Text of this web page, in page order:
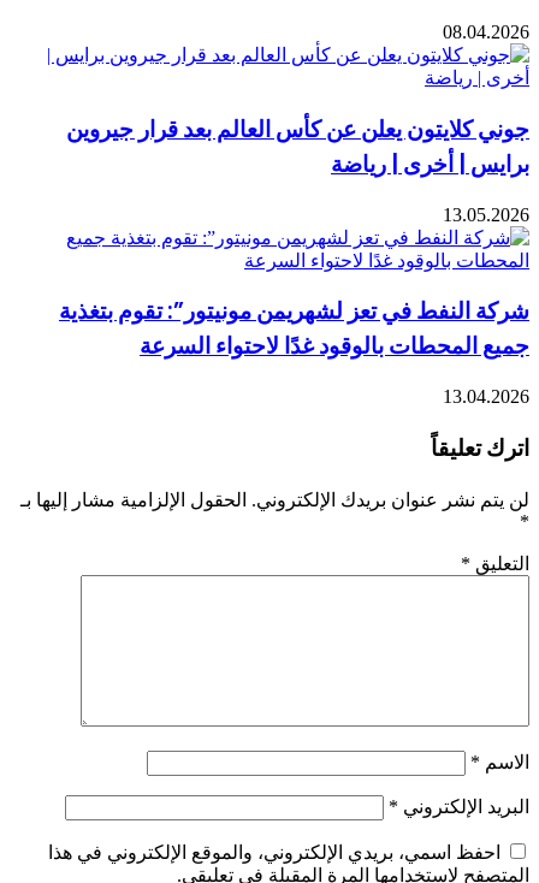
يعلن عن كأس العالم بعد قرار جيروين
| أخرى | رياضة
في تعز لشهريمن مونيتور”: تقوم بتغذية
بالوقود غدًا لاحتواء السرعة
عنوان بريدك الإلكتروني. الحقول الإلزامية مشار إليها بـ
*
*
اسمي، بريدي الإلكتروني، والموقع الإلكتروني في هذا
لاستخدامها المرة المقبلة في تعليقي.